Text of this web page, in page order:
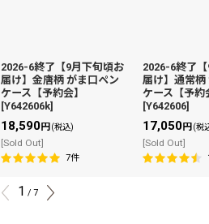
2026-6終了【9月下旬頃お
届け】金唐柄 がま口ペン
ケース【予約会】
[Y642606k]
18,590円 (税込)
[Sold Out]
7件
2026-6終了
届け】通常柄
ケース【予約
[Y642606]
17,050円 (税
[Sold Out]
1 / 7